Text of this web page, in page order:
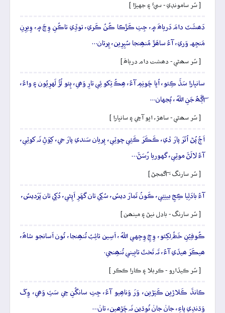
[ سُر سامونڊي - سيءَ ۽ جهيڙا ]
دَھشَتَ دامَ دَرياھَ ۾، جِتِ ڪَڙَڪا ڪُنُ ڪَري، توڏِي تاڪُنِ وِچَ ۾، وِيرِنِ
مَنجِهہ وَري، آءُ ساھَڙَ مُنھِنجا سُپِرِين، پِرتان…
[ سُر سھڻي - دھشت دام درياھَ ]
سانڀارا سَڏَ ڪِئو، اُڀا چَونِمِ آءُ، ھِڪُ تِکو ئِي تارِ وَھي، ٻِئو لُڙُ لَهرِيُون ۽ واءُ،
آڳَھُ جَنِ اللهُ، ٻُجهان…
[ سُر سھڻي - ساھڙ، اڀو آڇي ۽ سانڀارا ]
اَڄُ پُڻ اُتَرَ پارَ ڏي، ڪَڪَرَ ڪَئِي چوٽِي، پِريان سَندي پارَ جي، کِوَڻِ نَہ کوٽِي،
آءُ لالَڻَ موٽِي، گهوريا رُسَڻَ…
[ سُر سارنگ - آگمجڻ ]
آءُ بادَلِيا ڪِجِ بينِتِي، ڪَونُ تَمارَ ديسُ، سُکِي تان گهَرِ اَپِڻي، دُکِي تان پَرَديسُ،
[ سُر سارنگ - بادل نيڻ ۽ مينھن ]
ڪُوفِيُنِ خَطُ لِکِئو، وِچِ وِجِهي اللهُ، اَسِين تائِبُ تُنھِنجا، تُون اَسانجو شاھُ،
ھيڪَرَ ھيڏي آءُ، تَہ تَختُ تابِيني تُنھِنجي.
[ سُر ڪيڏارو - ڪربلا ۽ ڪارا ڪڪر ]
ڪانڌَ ڪَلاڙين ڪَپَڙين، وَرَ وَناھِيو آءُ، جِتِ سانگُنِ جِي سَٽِ وَھي، وِکَ
وَڌندِي پاءِ، جانۡ جانۡ نُوڌين نَہ چَڙِهين، تانۡ…